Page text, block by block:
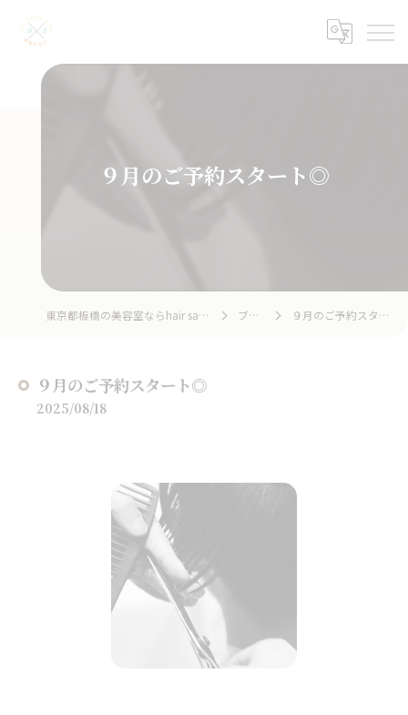
９月のご予約スタート◎
東京都板橋の美容室ならhair salon home ブログ ９月のご予約スタート◎
９月のご予約スタート◎
2025/08/18